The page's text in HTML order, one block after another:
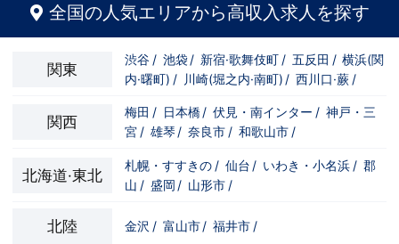
全国の人気エリアから高収入求人を探す
関東
渋谷 / 池袋 / 新宿·歌舞伎町 / 五反田 / 横浜(関
内·曙町) / 川崎(堀之内·南町) / 西川口·蕨 /
関西
梅田 / 日本橋 / 伏見・南インター / 神戸・三
宮 / 雄琴 / 奈良市 / 和歌山市 /
北海道·東北
札幌・すすきの / 仙台 / いわき・小名浜 / 郡
山 / 盛岡 / 山形市 /
北陸 金沢 / 富山市 / 福井市 /